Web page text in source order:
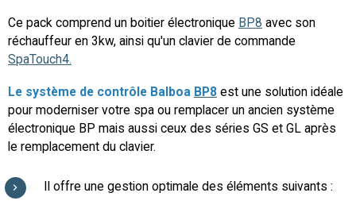
Ce pack comprend un boitier électronique BP8 avec son
réchauffeur en 3kw, ainsi qu'un clavier de commande
SpaTouch4.
Le système de contrôle Balboa BP8 est une solution idéale
pour moderniser votre spa ou remplacer un ancien système
électronique BP mais aussi ceux des séries GS et GL après
le remplacement du clavier.
Il offre une gestion optimale des éléments suivants :